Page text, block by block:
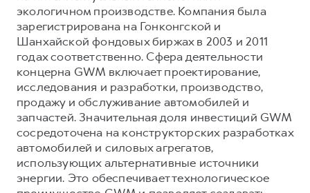
экологичном производстве. Компания была
зарегистрирована на Гонконгской и
Шанхайской фондовых биржах в 2003 и 2011
годах соответственно. Сфера деятельности
концерна GWM включает проектирование,
исследования и разработки, производство,
продажу и обслуживание автомобилей и
запчастей. Значительная доля инвестиций GWM
сосредоточена на конструкторских разработках
автомобилей и силовых агрегатов,
использующих альтернативные источники
энергии. Это обеспечивает технологическое